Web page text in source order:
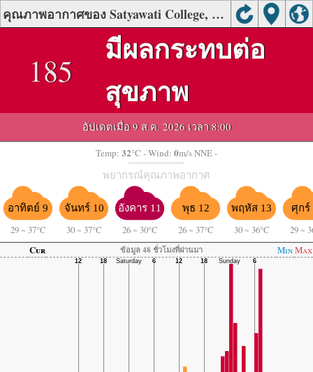
คุณภาพอากาศของ Satyawati College, Delhi
185
มีผลกระทบต่อ
สุขภาพ
อัปเดตเมื่อ 9 ส.ค. 2026 เวลา 8:00
Temp: 32°C - Wind: 0m/s NNE -
พยากรณ์คุณภาพอากาศ
อาทิตย์ 9
29 ~ 37°C
จันทร์ 10
30 ~ 37°C
อังคาร 11
26 ~ 30°C
พุธ 12
26 ~ 37°C
พฤหัส 13
30 ~ 36°C
ศุกร์
29 ~
Cur
ข้อมูล 48 ชั่วโมงที่ผ่านมา MinMax